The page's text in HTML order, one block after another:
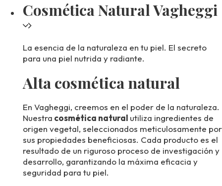
Cosmética Natural Vagheggi
La esencia de la naturaleza en tu piel. El secreto
para una piel nutrida y radiante.
Alta cosmética natural
En Vagheggi, creemos en el poder de la naturaleza.
Nuestra cosmética natural utiliza ingredientes de
origen vegetal, seleccionados meticulosamente por
sus propiedades beneficiosas. Cada producto es el
resultado de un riguroso proceso de investigación y
desarrollo, garantizando la máxima eficacia y
seguridad para tu piel.